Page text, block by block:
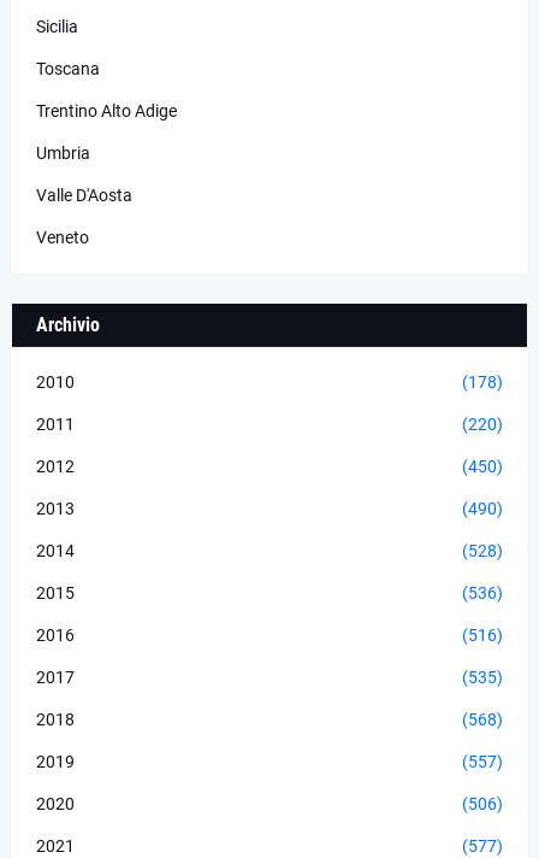
Sicilia
Toscana
Trentino Alto Adige
Umbria
Valle D'Aosta
Veneto
Archivio
2010 (178)
2011 (220)
2012 (450)
2013 (490)
2014 (528)
2015 (536)
2016 (516)
2017 (535)
2018 (568)
2019 (557)
2020 (506)
2021 (577)